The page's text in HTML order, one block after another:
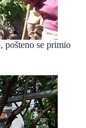
pošteno se primio